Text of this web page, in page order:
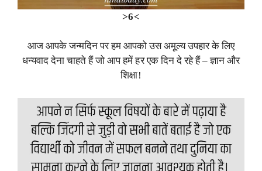
>6<
आज आपके जन्मदिन पर हम आपको उस अमूल्य उपहार के लिए
धन्यवाद देना चाहते हैं जो आप हमें हर एक दिन दे रहे हैं – ज्ञान और
शिक्षा!